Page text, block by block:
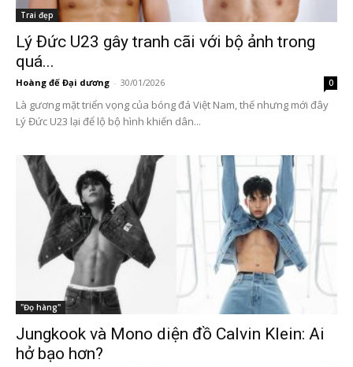
Trai đẹp
Lý Đức U23 gây tranh cãi với bộ ảnh trong
quá...
Hoàng đế Đại dương - 30/01/2026 0
Là gương mặt triển vọng của bóng đá Việt Nam, thế nhưng mới đây
Lý Đức U23 lại để lộ bộ hình khiến dân...
"Đọ hàng"
Jungkook và Mono diện đồ Calvin Klein: Ai
hở bạo hơn?